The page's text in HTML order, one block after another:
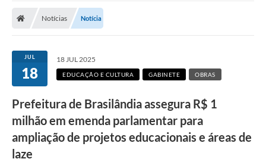
Transparência
Câmara Municipal
e-SIC
Tributação
Notícias Notícia
JUL
18
18 JUL 2025
EDUCAÇÃO E CULTURA GABINETE OBRAS
Prefeitura de Brasilândia assegura R$ 1
milhão em emenda parlamentar para
ampliação de projetos educacionais e áreas de
laze